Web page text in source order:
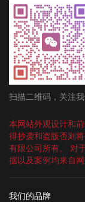
扫描二维码，关注
本网站外观设计和
得抄袭和盗版否则
有限公司所有。 对
据以及案例均来自
我们的品牌